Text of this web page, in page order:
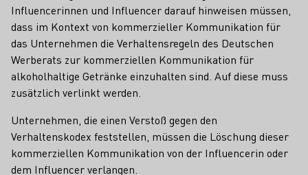
Influencerinnen und Influencer darauf hinweisen müssen,
dass im Kontext von kommerzieller Kommunikation für
das Unternehmen die Verhaltensregeln des Deutschen
Werberats zur kommerziellen Kommunikation für
alkoholhaltige Getränke einzuhalten sind. Auf diese muss
zusätzlich verlinkt werden.
Unternehmen, die einen Verstoß gegen den
Verhaltenskodex feststellen, müssen die Löschung dieser
kommerziellen Kommunikation von der Influencerin oder
dem Influencer verlangen.